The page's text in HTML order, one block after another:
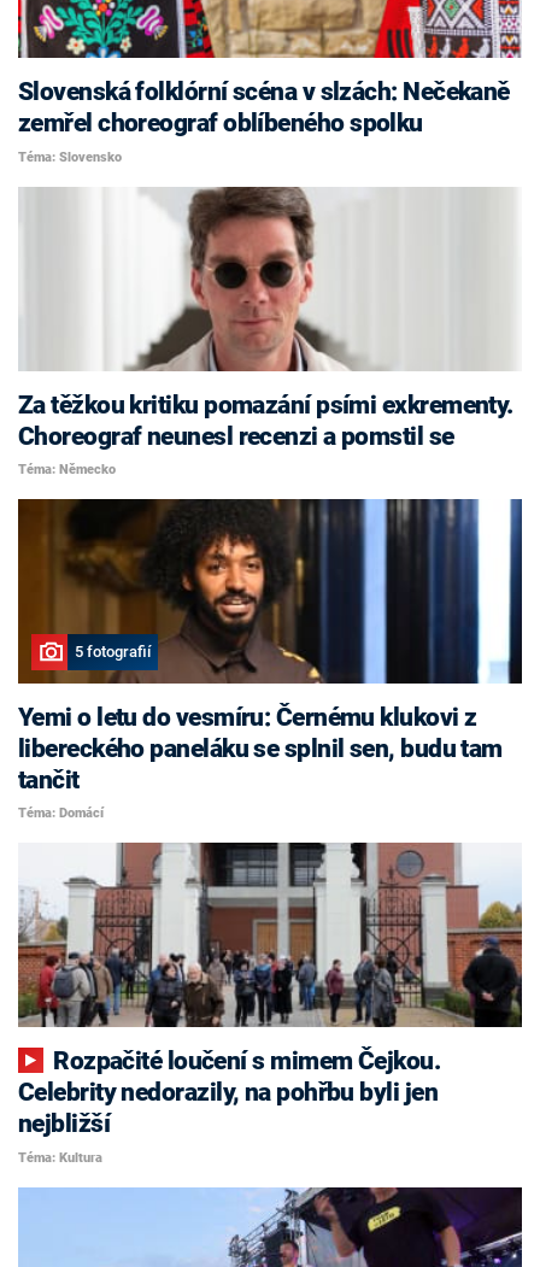
Slovenská folklórní scéna v slzách: Nečekaně
zemřel choreograf oblíbeného spolku
Téma: Slovensko
Za těžkou kritiku pomazání psími exkrementy.
Choreograf neunesl recenzi a pomstil se
Téma: Německo
5 fotografií
Yemi o letu do vesmíru: Černému klukovi z
libereckého paneláku se splnil sen, budu tam
tančit
Téma: Domácí
Celebrity nedorazily, na pohřbu byli jen
nejbližší
Téma: Kultura